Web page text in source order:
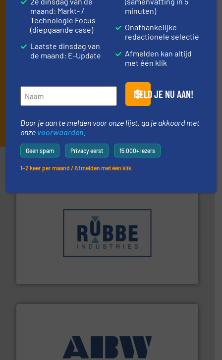
nieuwsbrieven, de maandelijkse E-Update (iedere laatste
dinsdag van de maand) met algemene updates uit de branche
en één E-Product nieuwsbrief (iedere tweede dinsdag van de
maand) die gericht is op een bepaalde technologie.
INSCHRIJVEN
Partners
weeg-, verpakking- en transportprocessen die klanten
in verschillende sectoren hebben geholpen.
maand: Markt- /
Technologie Focus
(diepgaande case)
Laatste dinsdag van
de maand: E-Update
minuten)
Onafhankelijke
redactionele selectie
Afmelden kan altijd
met één klik
MELD JE NU AAN!
Door je aan te melden voor onze lijst, ga je akkoord met
onze voorwaarden
Geen spam Privacy eerst 15.000+ lezers
1–2 keer per maand / Afmelden met één klik